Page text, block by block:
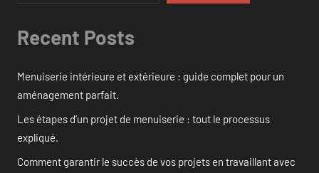
Recent Posts
Menuiserie intérieure et extérieure : guide complet pour un
aménagement parfait.
Les étapes d’un projet de menuiserie : tout le processus
expliqué.
Comment garantir le succès de vos projets en travaillant avec